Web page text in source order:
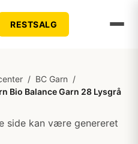
RESTSALG
/ BC Garn /
Bio Balance Garn 28 Lysgrå
side kan være genereret